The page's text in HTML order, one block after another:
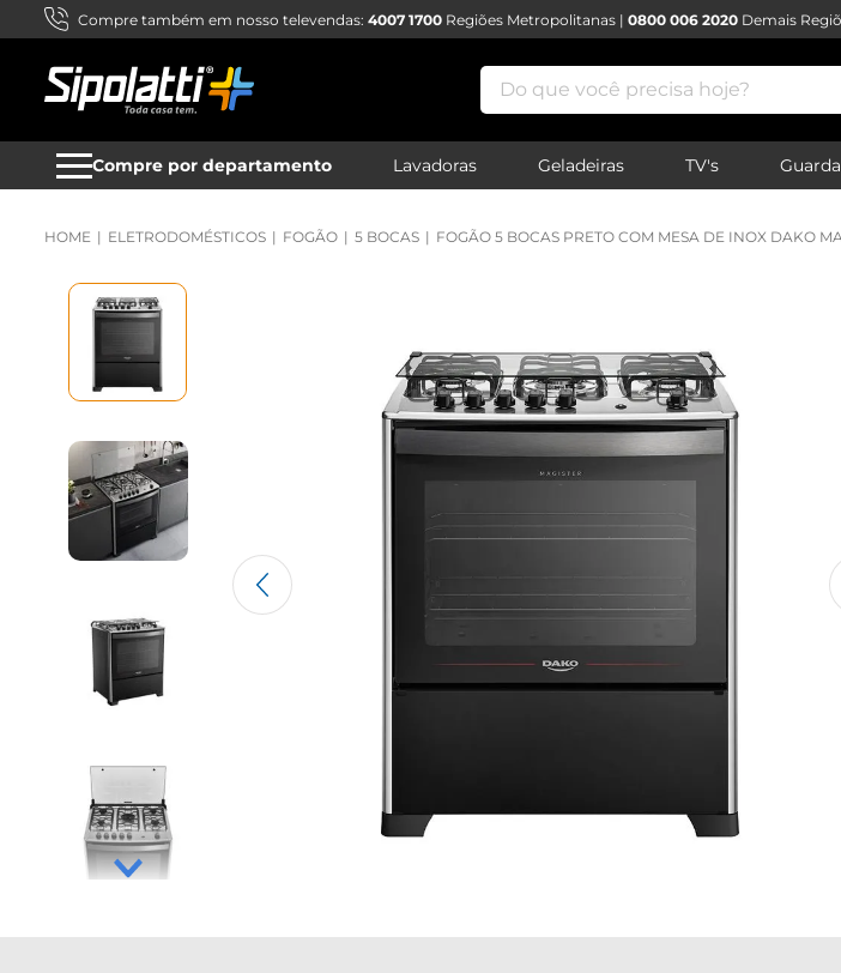
Compre também em nosso televendas: 4007 1700 Regiões Metropolitanas | 0800 006 2020 Demais
Do que você precisa hoje?
Compre por departamento Lavadoras Geladeiras TV's
ELETRODOMÉSTICOS FOGÃO 5 BOCAS FOGÃO 5 BOCAS PRETO COM MESA DE INOX DAKO